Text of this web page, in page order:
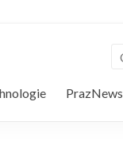
PrazNews